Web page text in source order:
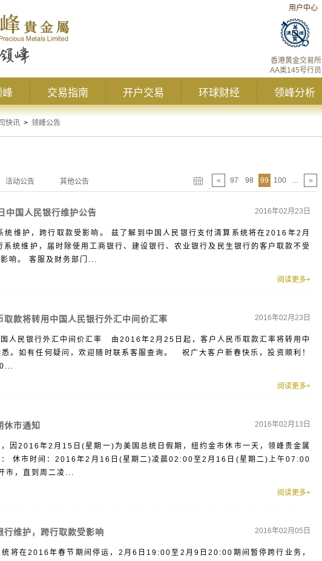
用户中心
香港黄金交易所
AA类145号行员
峰 交易指南 开户交易 环球财经 领峰分析
快讯 > 领峰公告
活动公告 其他公告 < 97 98 99 100 ... >
中国人民银行维护公告 2016年02月23日
维护，跨行取款受影响。 兹了解到中国人民银行支付清算系统将在2016年2月
统维护，届时除使用工商银行、建设银行、农业银行及民生银行的客户取款不受
响。 客服及财务部门...
阅读更多+
取款将转用中国人民银行外汇中间价汇率 2016年02月23日
人民银行外汇中间价汇率 由2016年2月25日起，客户人民币取款汇率将转用中
。如有任何疑问，欢迎随时联系客服查询。 祝广大客户新春快乐，投资顺利！
阅读更多+
休市通知 2016年02月13日
因2016年2月15日(星期一)为美国总统日假期，纽约金市休市一天，领峰贵金属
： 休市时间：2016年2月16日(星期二)凌晨02:00至2月16日(星期二)上午07:00
市，直到周二凌...
阅读更多+
行维护，跨行取款受影响 2016年02月05日
统将在2016年春节期间停运，2月6日19:00至2月9日20:00期间暂停跨行业务，